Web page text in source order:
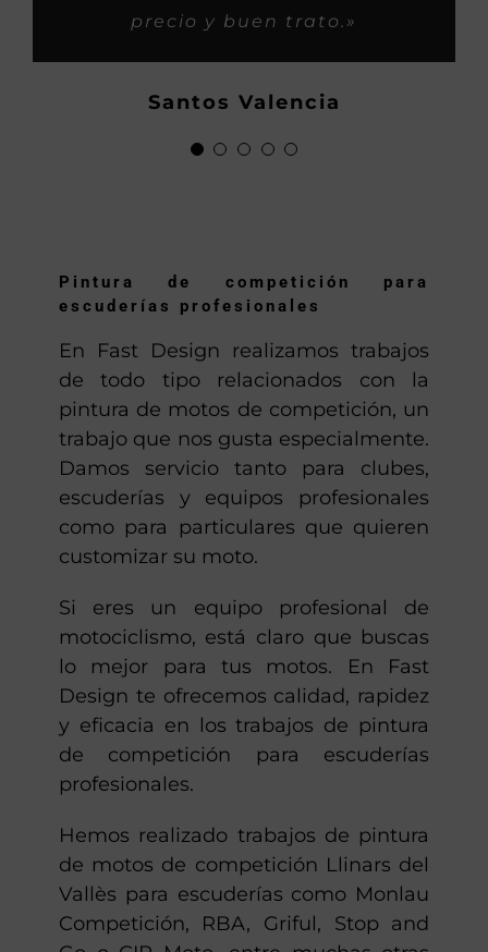
precio y buen trato.»
Santos Valencia
super bien, como si fueramos
gassss.»
con iniciativa buena para los
Hector
rapidos, gasss.»
Demetrio P.
Pintura de competición para
escuderías profesionales
En Fast Design realizamos trabajos
de todo tipo relacionados con la
pintura de motos de competición, un
trabajo que nos gusta especialmente.
escuderías y equipos profesionales
como para particulares que quieren
customizar su moto.
Si eres un equipo profesional de
motociclismo, está claro que buscas
lo mejor para tus motos. En Fast
y eficacia en los trabajos de pintura
de competición para escuderías
profesionales.
Hemos realizado trabajos de pintura